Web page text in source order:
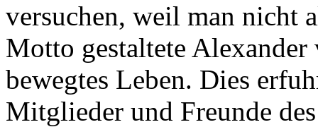
versuchen, weil man nicht
Motto gestaltete
bewegtes Leben. Dies
Mitglieder und Freunde